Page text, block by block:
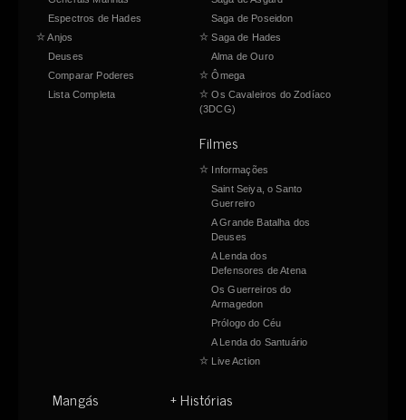
Espectros de Hades
☆Anjos
Deuses
Comparar Poderes
Lista Completa
Saga de Poseidon
☆ Saga de Hades
Alma de Ouro
☆ Ômega
☆ Os Cavaleiros do Zodíaco
(3DCG)
Filmes
☆ Informações
Saint Seiya, o Santo
Guerreiro
A Grande Batalha dos
Deuses
A Lenda dos
Defensores de Atena
Os Guerreiros do
Armagedon
Prólogo do Céu
A Lenda do Santuário
☆ Live Action
Mangás + Histórias